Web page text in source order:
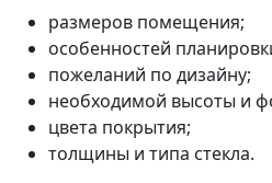
размеров помещения;
особенностей
пожеланий по дизайну;
необходимой высоты и
цвета покрытия;
толщины и типа стекла.